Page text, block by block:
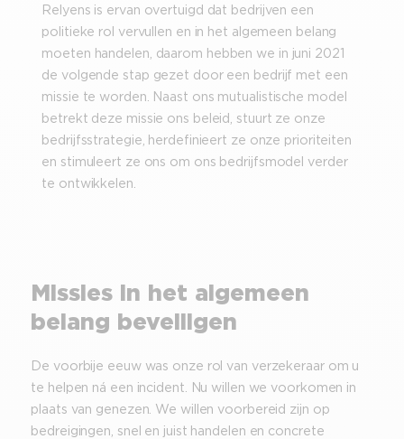
Relyens is ervan overtuigd dat bedrijven een
politieke rol vervullen en in het algemeen belang
moeten handelen, daarom hebben we in juni 2021
de volgende stap gezet door een bedrijf met een
missie te worden. Naast ons mutualistische model
betrekt deze missie ons beleid, stuurt ze onze
bedrijfsstrategie, herdefinieert ze onze prioriteiten
en stimuleert ze ons om ons bedrijfsmodel verder
te ontwikkelen.
Missies in het algemeen
belang beveiligen
De voorbije eeuw was onze rol van verzekeraar om u
te helpen ná een incident. Nu willen we voorkomen in
plaats van genezen. We willen voorbereid zijn op
bedreigingen, snel en juist handelen en concrete